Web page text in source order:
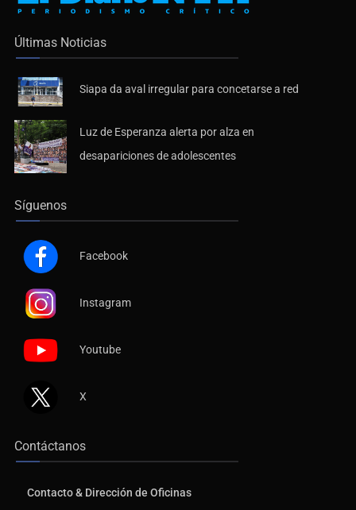
Últimas Noticias
Siapa da aval irregular para concetarse a red
Luz de Esperanza alerta por alza en
desapariciones de adolescentes
Síguenos
Facebook
Instagram
Youtube
X
Contáctanos
Contacto & Dirección de Oficinas